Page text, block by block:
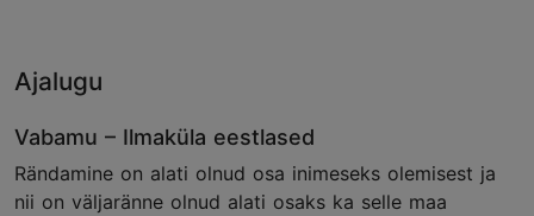
Ajalugu
Vabamu – Ilmaküla eestlased
Rändamine on alati olnud osa inimeseks olemisest ja
nii on väljaränne olnud alati osaks ka selle maa